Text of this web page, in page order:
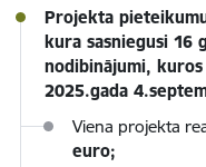
Projekta
kura sasniegusi 16
nodibinājumi, kuros
2025.gada
Viena projekta
euro;